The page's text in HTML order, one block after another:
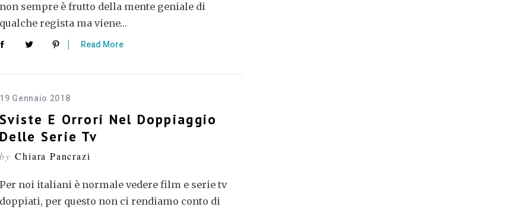
non sempre è frutto della mente geniale di
qualche regista ma viene…
Read More
19 Gennaio 2018
Sviste E Orrori Nel Doppiaggio
Delle Serie Tv
by Chiara Pancrazi
Per noi italiani è normale vedere film e serie tv
doppiati, per questo non ci rendiamo conto di